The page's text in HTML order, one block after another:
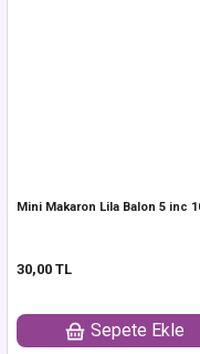
Mini Makaron Lila Balon 5 inc
30,00 TL
Sepete Ekle